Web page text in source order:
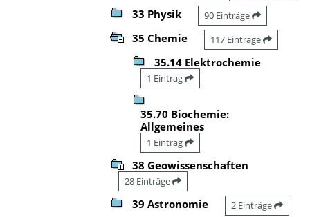
33 Physik 90 Einträge
35 Chemie 117 Einträge
35.14 Elektrochemie
1 Eintrag
35.70 Biochemie:
Allgemeines
1 Eintrag
38 Geowissenschaften
28 Einträge
39 Astronomie 2 Einträge